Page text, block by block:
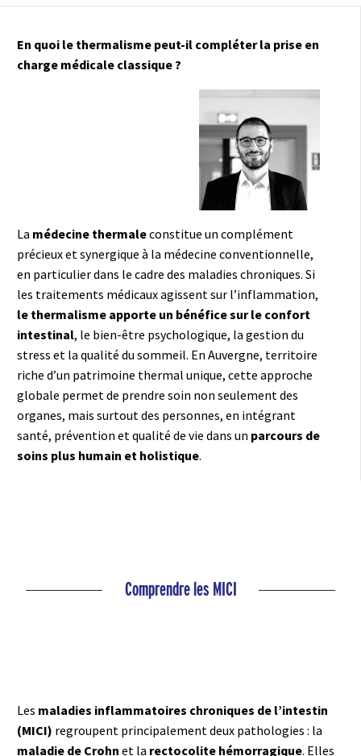
En quoi le thermalisme peut-il compléter la prise en
charge médicale classique ?
La médecine thermaleconstitue un complément
précieux et synergique à la médecine conventionnelle,
en particulier dans le cadre des maladies chroniques. Si
les traitements médicaux agissent sur l’inflammation,
le thermalisme apporte un bénéfice sur le confort
intestinal, le bien-être psychologique, la gestion du
stress et la qualité du sommeil. En Auvergne, territoire
riche d’un patrimoine thermal unique, cette approche
globale permet de prendre soin non seulement des
organes, mais surtout des personnes, en intégrant
santé, prévention et qualité de vie dans un parcours de
soins plus humain et holistique.
Comprendre les MICI
Les maladies inflammatoires chroniques de l’intestin
(MICI) regroupent principalement deux pathologies : la
maladie de Crohn et la rectocolite hémorragique. Elles